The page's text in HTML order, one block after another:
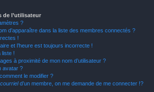
de l’utilisateur
?
d’apparaître dans la liste des membres connectés ?
!
et l’heure est toujours incorrecte !
liste !
à proximité de mon nom d’utilisateur ?
avatar ?
le modifier ?
courrield’un membre, on me demande de me connecter !?